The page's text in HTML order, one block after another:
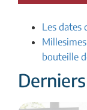
Les dates
bouteille